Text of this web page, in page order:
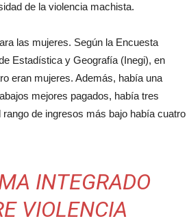
de la violencia machista.
las mujeres. Según la Encuesta
Estadística y Geografía (Inegi), en
eran mujeres. Además, había una
mejores pagados, había tres
de ingresos más bajo había cuatro
INTEGRADO
VIOLENCIA